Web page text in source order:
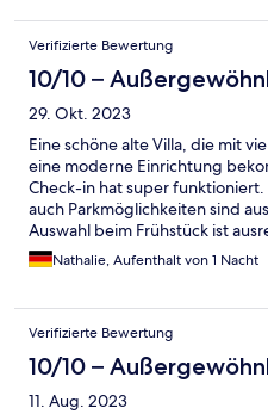
Verifizierte Bewertung
10/10 –
29. Okt. 2023
Eine schöne alte Villa, die mit
eine moderne Einrichtung
Check-in hat super
auch Parkmöglichkeiten sind
Auswahl beim Frühstück ist
Das Personal ist sehr
Nathalie, Aufenthalt von 1 Nacht
Verifizierte Bewertung
10/10 –
11. Aug. 2023